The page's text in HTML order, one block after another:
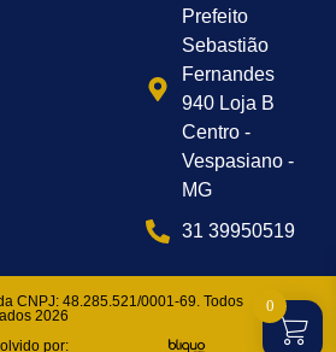
Prefeito
Sebastião
Fernandes
940 Loja B
Centro -
Vespasiano -
MG
31 39950519
CNPJ: 48.285.521/0001-69. Todos
2026
por:
0